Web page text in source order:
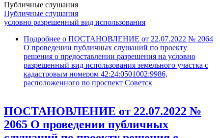
Публичные слушания
Публичные слушания
условно разрешенный вид использования
Подробнее о ПОСТАНОВЛЕНИЕ от 22.07.2022 № 2064
О проведении публичных слушаний по проекту
решения о предоставлении разрешения на условно
разрешенный вид использования земельного участка с
кадастровым номером 42:24:0501002:9986,
расположенного по проспект Советск
ПОСТАНОВЛЕНИЕ от 22.07.2022 №
2065 О проведении публичных